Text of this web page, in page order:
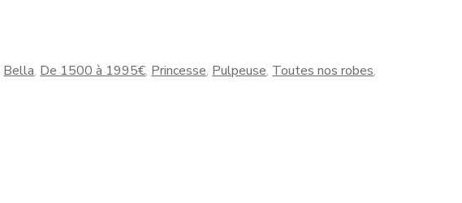
Bella, De 1500 à 1995€, Princesse, Pulpeuse, Toutes nos robes,